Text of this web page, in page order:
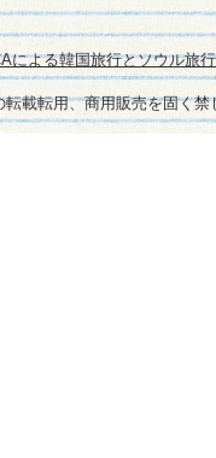
による韓国旅行とソウル旅
載転用、商用販売を固く禁